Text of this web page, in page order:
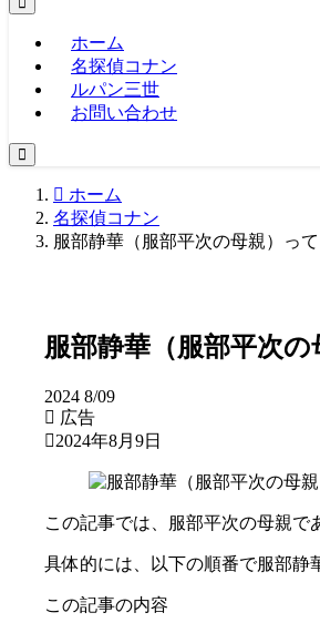
ホーム
名探偵コナン
ルパン三世
お問い合わせ
ホーム
名探偵コナン
服部静華（服部平次の母親）っ
服部静華（服部平次
2024 8/09
広告
2024年8月9日
この記事では、服部平次の母親で
具体的には、以下の順番で服部静
この記事の内容